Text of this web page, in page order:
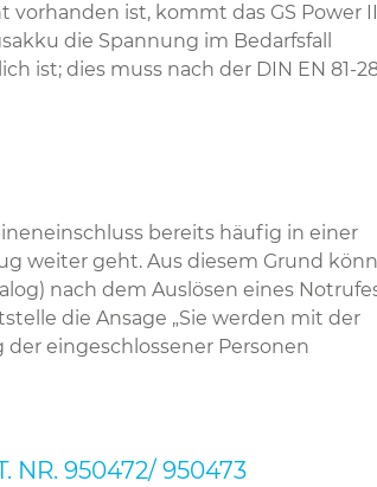
ist, kommt das GS Power
die Spannung im Bedarfsfall
ist; dies muss nach der DIN EN 81-
bereits häufig in einer
weiter geht. Aus diesem Grund
nach dem Auslösen eines
die Ansage „Sie werden mit der
eingeschlossener Personen
NR. 950472/ 950473